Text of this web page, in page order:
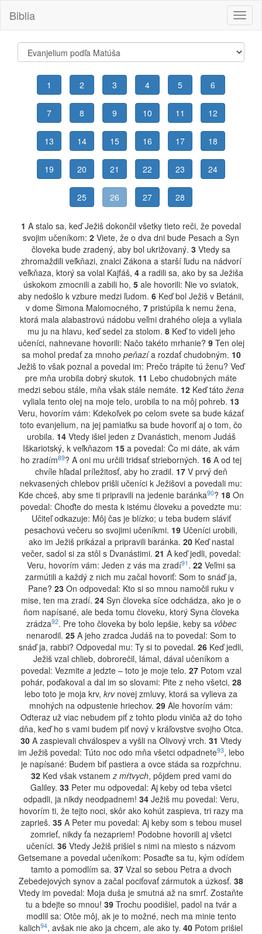
Biblia
1 2 3 4 5 6
7 8 9 10 11 12
13 14 15 16 17 18
19 20 21 22 23 24
25 26 27 28
1 A stalo sa, keď Ježiš dokončil všetky tieto reči, že povedal
svojim učeníkom: 2 Viete, že o dva dni bude Pesach a Syn
človeka bude zradený, aby bol ukrižovaný. 3 Vtedy sa
zhromaždili veľkňazi, znalci Zákona a starší ľudu na nádvorí
veľkňaza, ktorý sa volal Kajfáš, 4 a radili sa, ako by sa Ježiša
úskokom zmocnili a zabili ho, 5 ale hovorili: Nie vo sviatok,
aby nedošlo k vzbure medzi ľudom. 6 Keď bol Ježiš v Betánii,
v dome Šimona Malomocného, 7 pristúpila k nemu žena,
ktorá mala alabastrovú nádobu veľmi drahého oleja a vyliala
mu ju na hlavu, keď sedel za stolom. 8Keď to videli jeho
učeníci, nahnevane hovorili: Načo takéto mrhanie? 9Ten olej
sa mohol predať za mnoho peňazía rozdať chudobným. 10
Ježiš to však poznal a povedal im: Prečo trápite tú ženu? Veď
pre mňa urobila dobrý skutok. 11 Lebo chudobných máte
medzi sebou stále, mňa však stále nemáte. 12 Keď tátožena
vyliala tento olej na moje telo, urobila to na môj pohreb. 13
Veru, hovorím vám: Kdekoľvek po celom svete sa bude kázať
toto evanjelium, na jej pamiatku sa bude hovoriť aj o tom, čo
urobila. 14Vtedy išiel jeden z Dvanástich, menom Judáš
Iškariotský, k veľkňazom 15a povedal: Čo mi dáte, ak vám
ho zradím89? A oni mu určili tridsať strieborných. 16 A od tej
chvíle hľadal príležitosť, aby ho zradil. 17V prvý deň
nekvasených chlebov prišli učeníci k Ježišovi a povedali mu:
Kde chceš, aby sme ti pripravili na jedenie baránka90? 18On
povedal: Choďte do mesta k istému človeku a povedzte mu:
Učiteľ odkazuje: Môj čas je blízko; u teba budem sláviť
pesachovú večeru so svojimi učeníkmi. 19 Učeníci urobili,
ako im Ježiš prikázal a pripravili baránka. 20Keď nastal
večer, sadol si za stôl s Dvanástimi. 21 A keď jedli, povedal:
Veru, hovorím vám: Jeden z vás ma zradí91 . 22Veľmi sa
zarmútili a každý z nich mu začal hovoriť: Som to snáď ja,
Pane? 23 On odpovedal: Kto si so mnou namočil ruku v
mise, ten ma zradí. 24 Syn človeka síce odchádza, ako je o
ňom napísané, ale beda tomu človeku, ktorý Syna človeka
zrádza92. Pre toho človeka by bolo lepšie, keby sa vôbec
nenarodil. 25A jeho zradca Judáš na to povedal: Som to
snáď ja, rabbi? Odpovedal mu: Ty si to povedal. 26 Keď jedli,
Ježiš vzal chlieb, dobrorečil, lámal, dával učeníkom a
povedal: Vezmite ajedzte – toto je moje telo. 27Potom vzal
pohár, poďakoval a dal im so slovami: Pite z neho všetci, 28
lebo toto je moja krv, krvnovej zmluvy, ktorá sa vylieva za
mnohých na odpustenie hriechov. 29 Ale hovorím vám:
Odteraz už viac nebudem piť z tohto plodu viniča až do toho
dňa, keď ho s vami budem piť nový v kráľovstve svojho Otca.
30 A zaspievali chválospev a vyšli na Olivový vrch. 31 Vtedy
im Ježiš povedal: Túto noc odo mňa všetci odpadnete93, lebo
je napísané: Budem biť pastiera a ovce stáda sa rozpŕchnu.
32Ked však vstanemz mŕtvych, pôjdem pred vami do
Galiley. 33 Peter mu odpovedal: Aj keby od teba všetci
odpadli, ja nikdy neodpadnem! 34Ježiš mu povedal: Veru,
hovorím ti, že tejto noci, skôr ako kohút zaspieva, tri razy ma
zaprieš. 35A Peter mu povedal: Aj keby som s tebou musel
zomrieť, nikdy ťa nezapriem! Podobne hovorili aj všetci
učeníci. 36 Vtedy Ježiš prišiel s nimi na miesto s názvom
Getsemane a povedal učeníkom: Posaďte sa tu, kým odídem
tamto a pomodlím sa. 37Vzal so sebou Petra a dvoch
Zebedejových synov a začal pociťovať zármutok a úzkosť. 38
Vtedy im povedal: Moja duša je smutná až na smrť. Zostaňte
tu a bdejte so mnou! 39Trochu poodišiel, padol na tvár a
modlil sa: Otče môj, ak je to možné, nech ma minie tento
kalich94, avšak nie ako ja chcem, ale ako ty. 40 Potom prišiel